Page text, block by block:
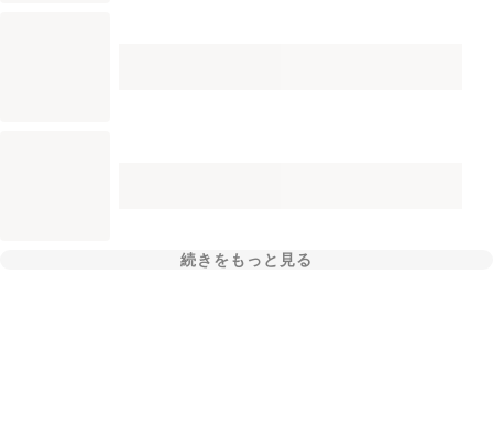
続きをもっと見る